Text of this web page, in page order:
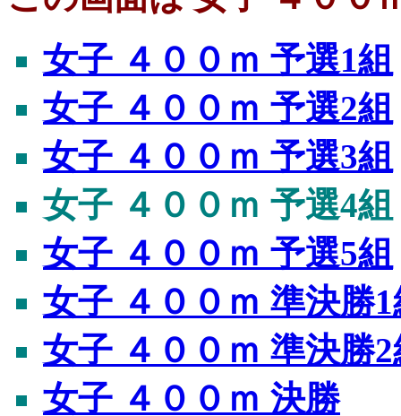
女子 ４００ｍ 予選1組
女子 ４００ｍ 予選2組
女子 ４００ｍ 予選3組
女子 ４００ｍ 予選4組
女子 ４００ｍ 予選5組
女子 ４００ｍ 準決勝1
女子 ４００ｍ 準決勝2
女子 ４００ｍ 決勝